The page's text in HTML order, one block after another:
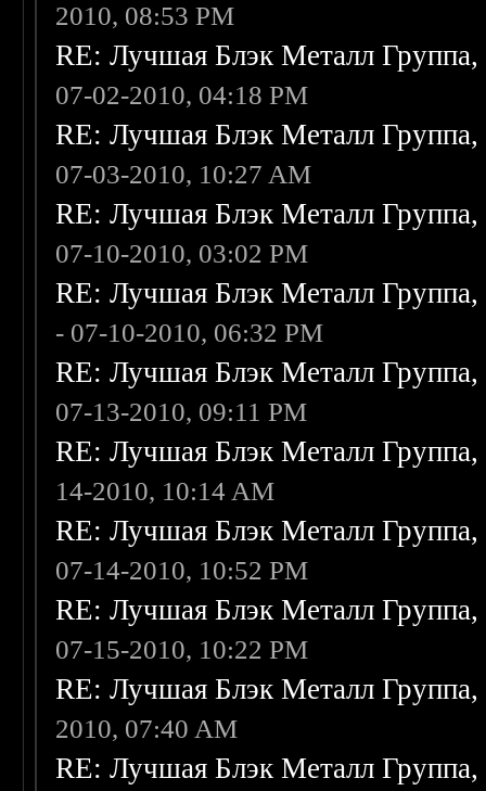
2010, 08:53 PM
RE: Лучшая Блэк Металл
07-02-2010, 04:18 PM
RE: Лучшая Блэк Металл
07-03-2010, 10:27 AM
RE: Лучшая Блэк Металл
07-10-2010, 03:02 PM
RE: Лучшая Блэк Металл
- 07-10-2010, 06:32 PM
RE: Лучшая Блэк Металл
07-13-2010, 09:11 PM
RE: Лучшая Блэк Металл
14-2010, 10:14 AM
RE: Лучшая Блэк Металл
07-14-2010, 10:52 PM
RE: Лучшая Блэк Металл
07-15-2010, 10:22 PM
RE: Лучшая Блэк Металл
2010, 07:40 AM
RE: Лучшая Блэк Металл